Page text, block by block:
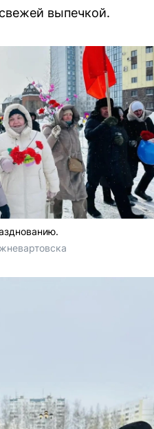
выпечкой.